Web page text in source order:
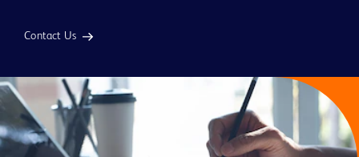
Contact Us